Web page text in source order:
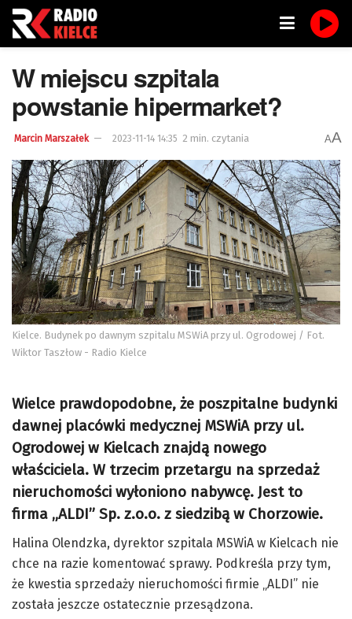
W miejscu szpitala
powstanie hipermarket?
Marcin Marszałek 2023-11-14 14:35 2 min. czytania AA
Kielce. Budynek po dawnym szpitalu MSWiA przy ul. Ogrodowej / Fot.
Wiktor Taszłow - Radio Kielce
Wielce prawdopodobne, że poszpitalne budynki
dawnej placówki medycznej MSWiA przy ul.
Ogrodowej w Kielcach znajdą nowego
właściciela. W trzecim przetargu na sprzedaż
nieruchomości wyłoniono nabywcę. Jest to
firma „ALDI” Sp. z.o.o. z siedzibą w Chorzowie.
Halina Olendzka, dyrektor szpitala MSWiA w Kielcach nie
chce na razie komentować sprawy. Podkreśla przy tym,
że kwestia sprzedaży nieruchomości firmie „ALDI” nie
została jeszcze ostatecznie przesądzona.